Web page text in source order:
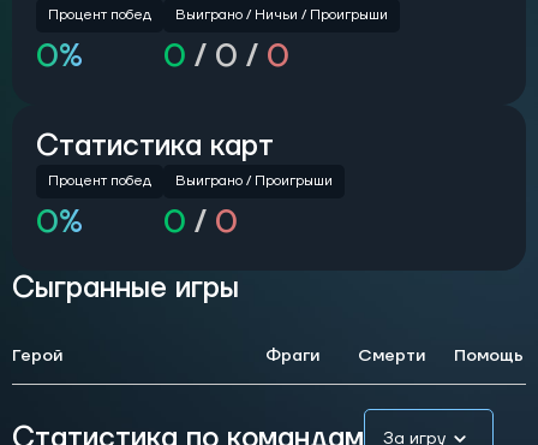
Процент побед
0%
Выиграно / Ничьи / Проигрыши
0 / 0 / 0
Статистика карт
Процент побед
0%
Выиграно / Проигрыши
0 / 0
Сыгранные игры
Герой Фраги Смерти Помощь
За игру